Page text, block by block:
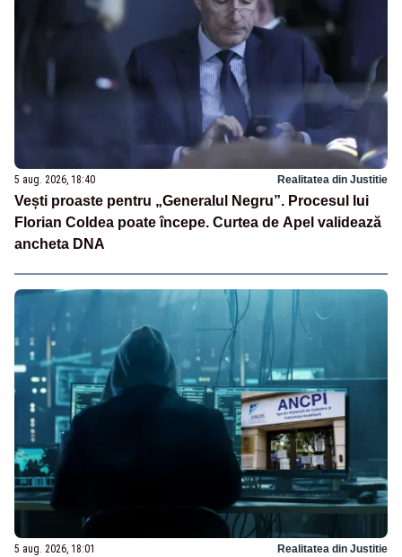
5 aug. 2026, 18:40 Realitatea din Justitie
Vești proaste pentru „Generalul Negru”. Procesul lui
Florian Coldea poate începe. Curtea de Apel validează
ancheta DNA
5 aug. 2026, 18:01 Realitatea din Justitie